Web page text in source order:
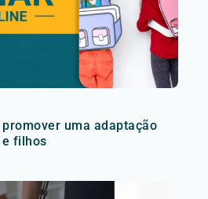
promover uma adaptação
filhos